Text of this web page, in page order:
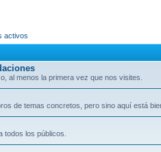
activos
al menos la primera vez que nos visites.
de temas concretos, pero sino aquí está
todos los públicos.